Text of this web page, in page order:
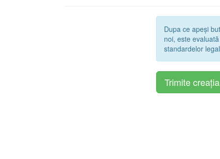
Dupa ce apeși
noi, este
standardelor